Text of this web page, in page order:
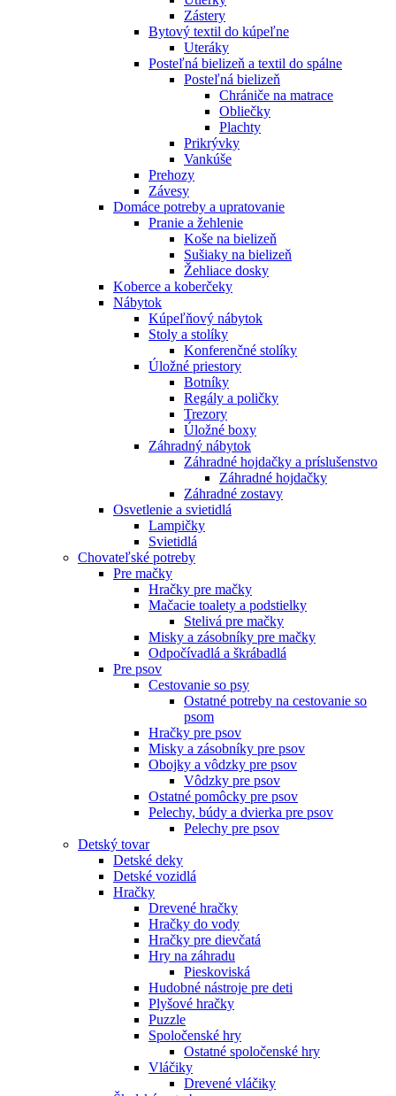
Zástery
Bytový textil do kúpeľne
Uteráky
Posteľná bielizeň a textil do spálne
Posteľná bielizeň
Chrániče na matrace
Obliečky
Plachty
Prikrývky
Vankúše
Prehozy
Závesy
Domáce potreby a upratovanie
Pranie a žehlenie
Koše na bielizeň
Sušiaky na bielizeň
Žehliace dosky
Koberce a koberčeky
Nábytok
Kúpeľňový nábytok
Stoly a stolíky
Konferenčné stolíky
Úložné priestory
Botníky
Regály a poličky
Trezory
Úložné boxy
Záhradný nábytok
Záhradné hojdačky a príslušenstvo
Záhradné hojdačky
Záhradné zostavy
Osvetlenie a svietidlá
Lampičky
Svietidlá
Chovateľské potreby
Pre mačky
Hračky pre mačky
Mačacie toalety a podstielky
Stelivá pre mačky
Misky a zásobníky pre mačky
Odpočívadlá a škrábadlá
Pre psov
Cestovanie so psy
Ostatné potreby na cestovanie so
psom
Hračky pre psov
Misky a zásobníky pre psov
Obojky a vôdzky pre psov
Vôdzky pre psov
Ostatné pomôcky pre psov
Pelechy, búdy a dvierka pre psov
Pelechy pre psov
Detský tovar
Detské deky
Detské vozidlá
Hračky
Drevené hračky
Hračky do vody
Hračky pre dievčatá
Hry na záhradu
Pieskoviská
Hudobné nástroje pre deti
Plyšové hračky
Puzzle
Spoločenské hry
Ostatné spoločenské hry
Vláčiky
Drevené vláčiky